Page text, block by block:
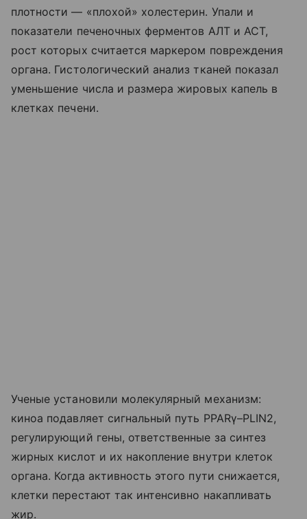
плотности — «плохой» холестерин. Упали и
показатели печеночных ферментов АЛТ и АСТ,
рост которых считается маркером повреждения
органа. Гистологический анализ тканей показал
уменьшение числа и размера жировых капель в
клетках печени.
Ученые установили молекулярный механизм:
киноа подавляет сигнальный путь PPARγ–PLIN2,
регулирующий гены, ответственные за синтез
жирных кислот и их накопление внутри клеток
органа. Когда активность этого пути снижается,
клетки перестают так интенсивно накапливать
жир.